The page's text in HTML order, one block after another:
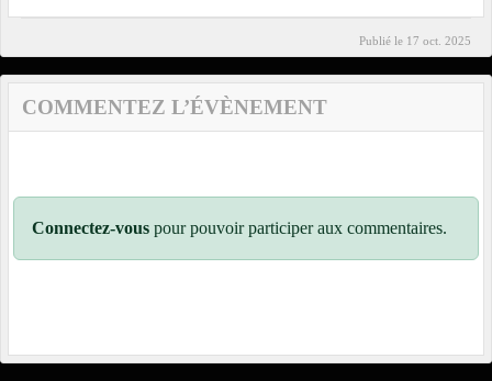
Publié le 17 oct. 2025
COMMENTEZ L’ÉVÈNEMENT
Connectez-vous pour pouvoir participer aux commentaires.